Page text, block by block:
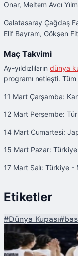
Onar, Meltem Avcı
Galatasaray Çağdaş
Elif Bayram, Gökşen
Maç Takvimi
Ay-yıldızlıların dünya
programı netleşti.
11 Mart Çarşamba:
12 Mart Perşembe:
14 Mart Cumartesi:
15 Mart Pazar:
17 Mart Salı: Türkiye -
Etiketler
#Dünya Kupası#
Şu An Okunan